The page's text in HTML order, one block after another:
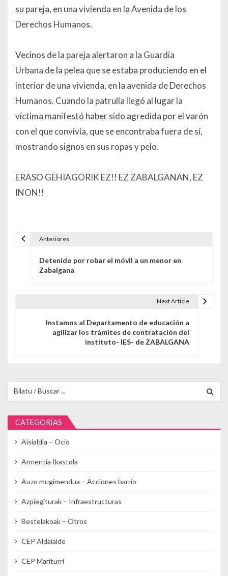
su pareja, en una vivienda en la Avenida de los
Derechos Humanos.
Vecinos de la pareja alertaron a la Guardia
Urbana de la pelea que se estaba produciendo en el
interior de una vivienda, en la avenida de Derechos
Humanos. Cuando la patrulla llegó al lugar la
víctima manifestó haber sido agredida por el varón
con el que convivía, que se encontraba fuera de sí,
mostrando signos en sus ropas y pelo.
ERASO GEHIAGORIK EZ!! EZ ZABALGANAN, EZ
INON!!
Anteriores
Detenido por robar el móvil a un menor en
Zabalgana
Next Article
Instamos al Departamento de educación a
agilizar los trámites de contratación del
instituto- IES- de ZABALGANA
CATEGORÍAS
Aisialdia – Ocio
Armentia Ikastola
Auzo mugimendua – Acciones barrio
Azpiegiturak – Infraestructuras
Bestelakoak – Otros
CEP Aldaialde
CEP Mariturri